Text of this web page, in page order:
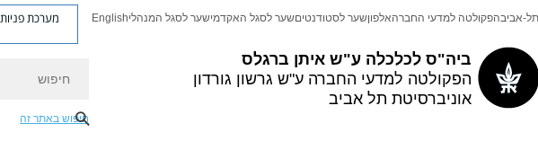
ביה"ס לכלכלה ע"ש איתן ברגלס
הפקולטה למדעי החברה ע"ש גרשון גורדון
אוניברסיטת תל אביב
אביבהפקולטה למדעי החברהאלפוןשער לסטודנטיםשער לסגל האקדמישער לסגל המנהליEnglish מערכת פניות
חיפוש באתר זה